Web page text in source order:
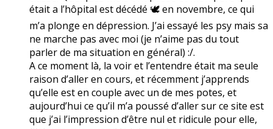
était a l’hôpital est décédé 🕊️ en novembre, ce qui
m’a plonge en dépression. J’ai essayé les psy mais sa
ne marche pas avec moi (je n’aime pas du tout
parler de ma situation en général) :/.
A ce moment là, la voir et l’entendre était ma seule
raison d’aller en cours, et récemment j’apprends
qu’elle est en couple avec un de mes potes, et
aujourd’hui ce qu’il m’a poussé d’aller sur ce site est
que j’ai l’impression d’être nul et ridicule pour elle,